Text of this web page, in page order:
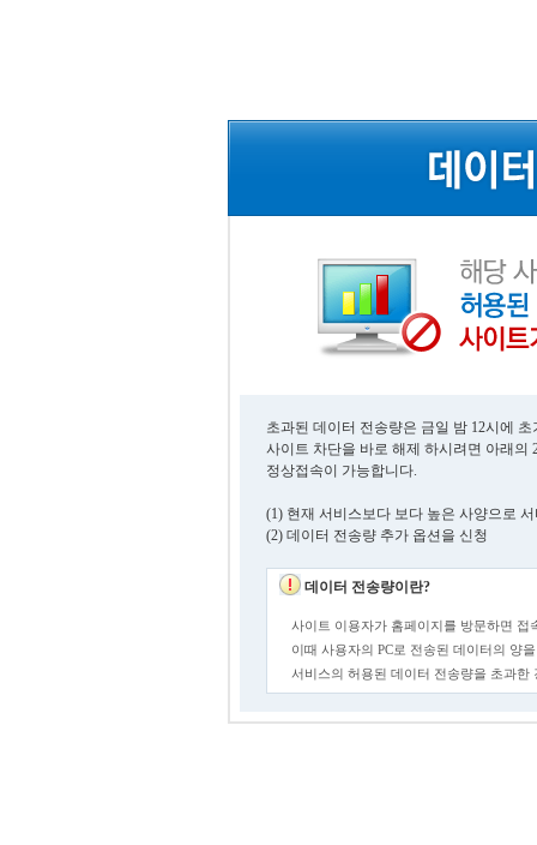
초과된 데이터 전송량은 금일 밤 12시에
사이트 차단을 바로 해제 하시려면 아래의
정상접속이 가능합니다.
(1) 현재 서비스보다 보다 높은 사양으로
(2) 데이터 전송량 추가 옵션을 신청
데이터 전송량이란?
사이트 이용자가 홈페이지를 방문하면 접
이때 사용자의 PC로 전송된 데이터의 양
서비스의 허용된 데이터 전송량을 초과